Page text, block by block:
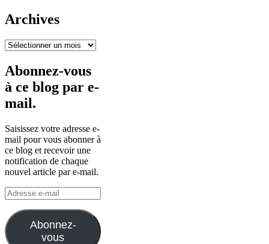
Archives
Archives
Abonnez-vous
à ce blog par e-
mail.
Saisissez votre adresse e-
mail pour vous abonner à
ce blog et recevoir une
notification de chaque
nouvel article par e-mail.
Adresse
e-
mail
Abonnez-
vous